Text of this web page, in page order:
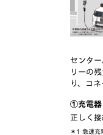
センタ
リーの
り、コ
①充電器
正しく
＊1 急速充